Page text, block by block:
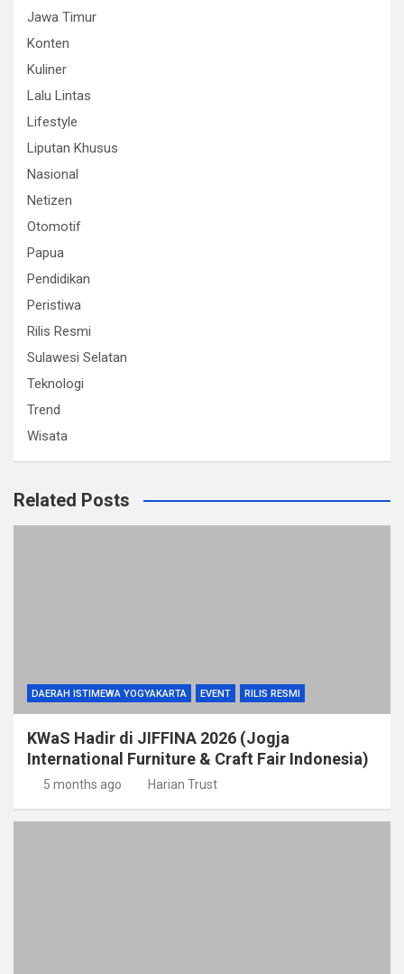
Jawa Timur
Konten
Kuliner
Lalu Lintas
Lifestyle
Liputan Khusus
Nasional
Netizen
Otomotif
Papua
Pendidikan
Peristiwa
Rilis Resmi
Sulawesi Selatan
Teknologi
Trend
Wisata
Related Posts
DAERAH ISTIMEWA YOGYAKARTA EVENT RILIS RESMI
KWaS Hadir di JIFFINA 2026 (Jogja
International Furniture & Craft Fair Indonesia)
5 months ago Harian Trust